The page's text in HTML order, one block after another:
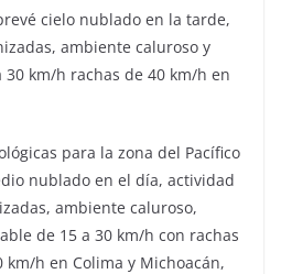
cielo nublado en la tarde,
ambiente caluroso y
km/h rachas de 40 km/h en
para la zona del Pacífico
nublado en el día, actividad
ambiente caluroso,
de 15 a 30 km/h con rachas
h en Colima y Michoacán,